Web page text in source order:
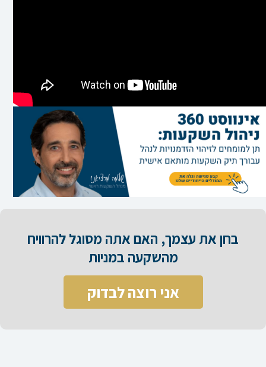
בחן את עצמך, האם אתה מסוגל להרוויח
מהשקעה במניות​
אני רוצה לבדוק